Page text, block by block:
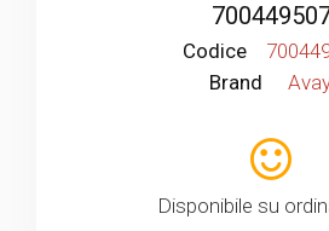
Codice
Brand
Disponibile su